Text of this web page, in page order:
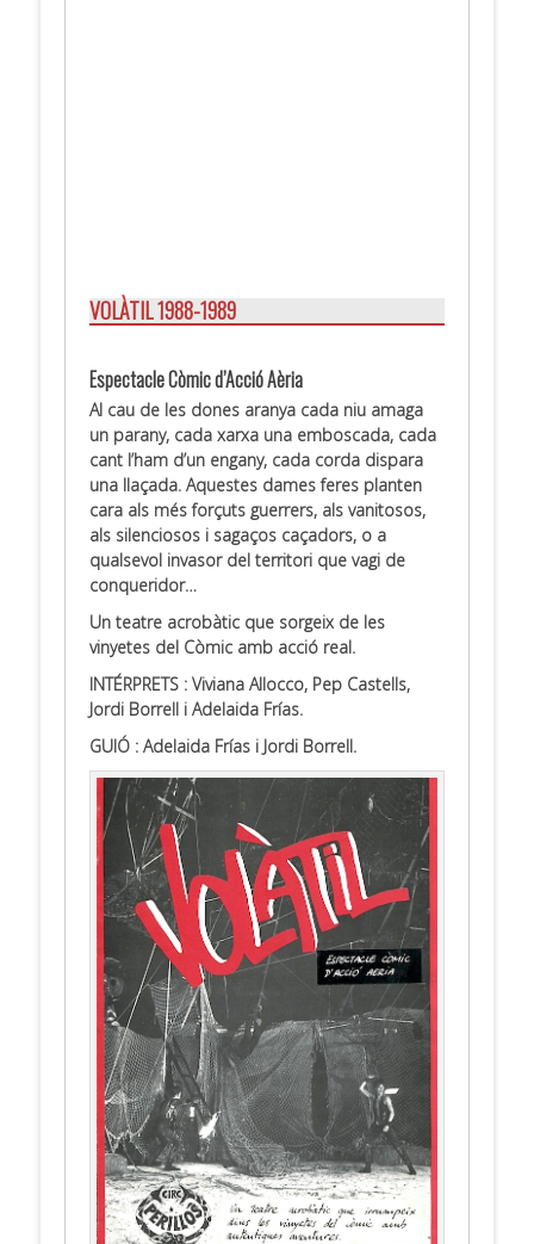
VOLÀTIL 1988-1989
Espectacle Còmic d’Acció Aèria
Al cau de les dones aranya cada niu amaga
un parany, cada xarxa una emboscada, cada
cant l’ham d’un engany, cada corda dispara
una llaçada. Aquestes dames feres planten
cara als més forçuts guerrers, als vanitosos,
als silenciosos i sagaços caçadors, o a
qualsevol invasor del territori que vagi de
conqueridor…
Un teatre acrobàtic que sorgeix de les
vinyetes del Còmic amb acció real.
INTÉRPRETS : Viviana Allocco, Pep Castells,
Jordi Borrell i Adelaida Frías.
GUIÓ : Adelaida Frías i Jordi Borrell.